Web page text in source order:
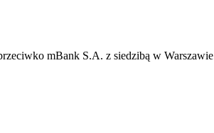
mBank S.A. z siedzibą w